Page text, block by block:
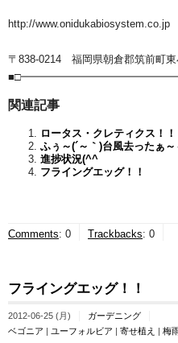
http://www.onidukabiosystem.co.jp
〒838-0214 福岡県朝倉郡筑前町東
関連記事
ロータス・クレティクス！！
ふぅ～(´～｀)台風去ったぁ～
進捗状況(^^ゞ
フライングエッグ！！
Comments: 0 Trackbacks: 0
フライングエッグ！！
2012-06-25 (月)
ガーデニング
ベゴニア
ユーフォルビア 寄せ植え 梅